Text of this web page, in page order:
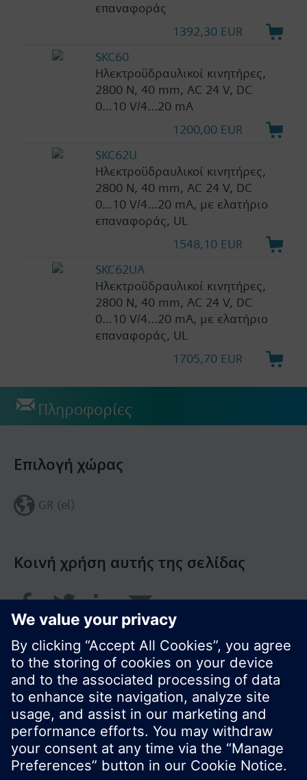
επαναφοράς
1392,30 EUR
SKC60
Ηλεκτροϋδραυλικοί κινητήρες,
2800 N, 40 mm, AC 24 V, DC
0...10 V/4...20 mA
1200,00 EUR
SKC62U
Ηλεκτροϋδραυλικοί κινητήρες,
2800 N, 40 mm, AC 24 V, DC
0...10 V/4...20 mA, με ελατήριο
επαναφοράς, UL
1548,10 EUR
SKC62UA
Ηλεκτροϋδραυλικοί κινητήρες,
2800 N, 40 mm, AC 24 V, DC
0...10 V/4...20 mA, με ελατήριο
επαναφοράς, UL
1705,70 EUR
Πληροφορίες
Κοινή χρήση αυτής της σελίδας
Επιλογή χώρας
GR (el)
© Siemens Greece 2017
Το χαρτοφυλάκιο προϊόντων και οι τιμές μπορεί